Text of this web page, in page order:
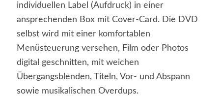
individuellen Label (Aufdruck) in einer
ansprechenden Box mit Cover-Card. Die DVD
selbst wird mit einer komfortablen
Menüsteuerung versehen, Film oder Photos
digital geschnitten, mit weichen
Übergangsblenden, Titeln, Vor- und Abspann
sowie musikalischen Overdups.